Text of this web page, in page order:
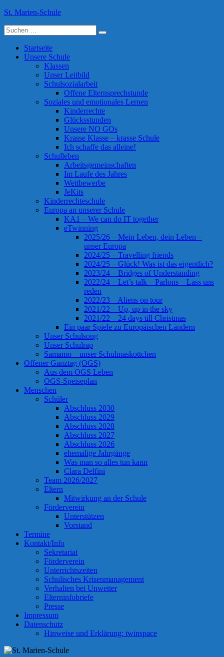
Skip
content
St. Marien-Schule
Katholische Grundschule in Moers
Suche
nach:
Startseite
Unsere Schule
Klassen
Unser Leitbild
Schulsozialarbeit
Offene Elternsprechstunde
Soziales und emotionales Lernen
Kinderrechte
Glücksstunden
Unsere NO GOs
Krasse Klasse – krasse Schule
Ich schaffe das alleine!
Schulleben
Arbeitsgemeinschaften
Im Laufe des Jahres
Wettbewerbe
JeKits
Kinderrechteschule
Europa an unserer Schule
KA1 – We can do IT together
eTwinning
2025/26 – Mein Leben, dein Leben –
unser Europa
2024/25 – Travelling friends
2024/25 – Glück! Was ist das eigentlich?
2023/24 – Bridges of Understanding
2022/24 – Let’s talk – Parlons – Lass uns
reden
2022/23 – Aliens on tour
2021/22 – Up, up in the sky
2021/22 – 24 days till Christmas
Ein paar Spiele zu Europäischen Ländern
Unser Schulsong
Unser Schulrap
Samamo – unser Schulmaskottchen
Offener Ganztag (OGS)
Aus dem OGS Leben
OGS-Speiseplan
Menschen
Schüler
Abschluss 2030
Abschluss 2029
Abschluss 2028
Abschluss 2027
Abschluss 2026
ehemalige Jahrgänge
Was man so alles tun kann
Clara Delfini
Team 2026/2027
Eltern
Mitwirkung an der Schule
Förderverein
Unterstützen
Vorstand
Termine
Kontakt/Info
Sekretariat
Förderverein
Unterrichtszeiten
Schulisches Krisenmanagement
Verhalten bei Unwetter
Elterninfobriefe
Presse
Impressum
Datenschutz
Hinweise und Erklärung: twinspace